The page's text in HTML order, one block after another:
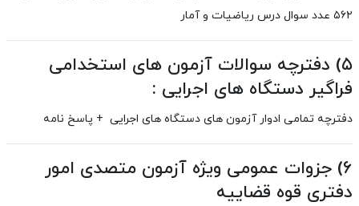
۵۶۲ عدد سوال درس ریاضیات و آمار
۵) دفترچه سوالات آزمون های استخدامی
فراگیر دستگاه های اجرایی :
دفترچه تمامی ادوار آزمون های دستگاه های اجرایی + پاسخ نامه
۶) جزوات عمومی ویژه آزمون متصدی امور
دفتری قوه قضاییه